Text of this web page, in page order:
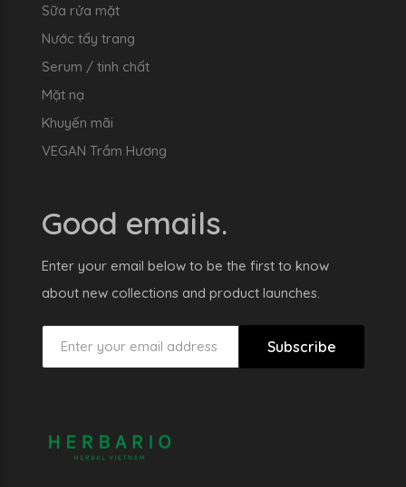
Sữa rửa mặt
Nước tẩy trang
Serum / tinh chất
Mặt nạ
Khuyến mãi
VEGAN Trầm Hương
Good emails.
Enter your email below to be the first to know
about new collections and product launches.
Subscribe